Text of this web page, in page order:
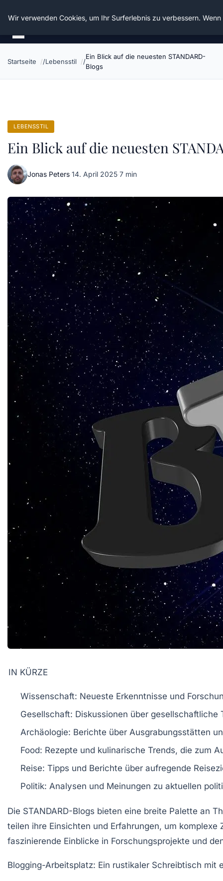
Die Schnitter
Startseite Lebensstil
Ein Blick auf die neuesten STANDARD-
Blogs
LEBENSSTIL
Ein Blick auf die neuesten
Jonas Peters·14. April 2025·7 min
IN KÜRZE
Wissenschaft: Neueste Erkenntnisse und
Gesellschaft: Diskussionen über gesellschaftliche
Archäologie: Berichte über Ausgrabungsstätten
Food: Rezepte und kulinarische Trends, die zum
Reise: Tipps und Berichte über aufregende
Politik: Analysen und Meinungen zu aktuellen
Die STANDARD-Blogs bieten eine breite Palette an
teilen ihre Einsichten und Erfahrungen, um
faszinierende Einblicke in Forschungsprojekte und
Blogging-Arbeitsplatz: Ein rustikaler Schreibtisch mit
Wir verwenden Cookies, um Ihr Surferlebnis zu verbessern.